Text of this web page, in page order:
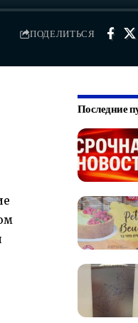
ПОДЕЛИТЬСЯ
Последние